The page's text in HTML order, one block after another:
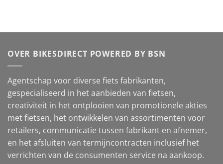
OVER BIKESDIRECT POWERED BY BSN
Agentschap voor diverse fiets fabrikanten,
gespecialiseerd in het aanbieden van fietsen,
creativiteit in het ontplooien van promotionele akties
met fietsen, het ontwikkelen van assortimenten voor
retailers, communicatie tussen fabrikant en afnemer,
en het afsluiten van termijncontracten inclusief het
verrichten van de consumenten service na aankoop.